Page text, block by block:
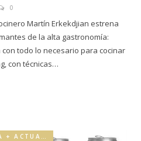
0
Martín Erkekdjian estrena
de la alta gastronomía:
con todo lo necesario para cocinar
con técnicas…